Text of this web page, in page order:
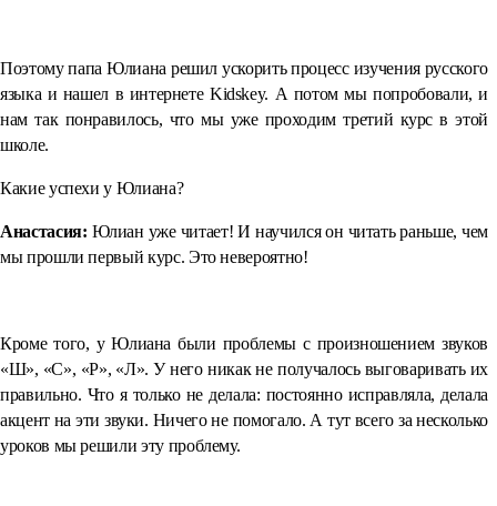
Поэтому папа Юлиана решил ускорить процесс изучения русского
языка и нашел в интернете Kidskey. А потом мы попробовали, и
нам так понравилось, что мы уже проходим третий курс в этой
школе.
Какие успехи у Юлиана?
Анастасия: Юлиан уже читает! И научился он читать раньше, чем
мы прошли первый курс. Это невероятно!
Кроме того, у Юлиана были проблемы с произношением звуков
«Ш», «С», «Р», «Л». У него никак не получалось выговаривать их
правильно. Что я только не делала: постоянно исправляла, делала
акцент на эти звуки. Ничего не помогало. А тут всего за несколько
уроков мы решили эту проблему.